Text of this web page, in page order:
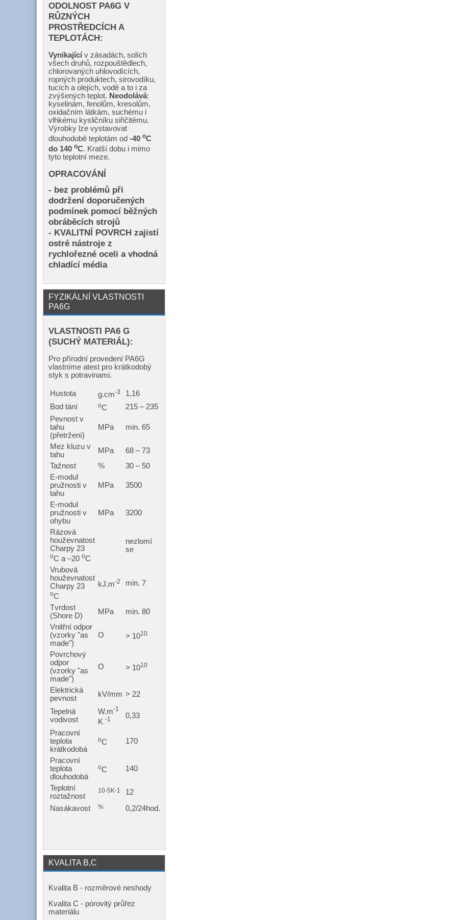
ODOLNOST PA6G V
RŮZNÝCH
PROSTŘEDCÍCH A
TEPLOTÁCH:
Vynikající v zásadách, solích
všech druhů, rozpouštědlech,
chlorovaných uhlovodících,
ropných produktech, sirovodíku,
tucích a olejích, vodě a to i za
zvýšených teplot. Neodolává:
kyselinám, fenolům, kresolům,
oxidačním látkám, suchému i
vlhkému kysličníku siřičitému.
Výrobky lze vystavovat
dlouhodobě teplotám od -40 oC
do 140 oC. Kratší dobu i mimo
tyto teplotní meze.
OPRACOVÁNÍ
- bez problémů při
dodržení doporučených
podmínek pomocí běžných
obráběcích strojů
- KVALITNÍ POVRCH zajistí
ostré nástroje z
rychlořezné oceli a vhodná
chladící média
FYZIKÁLNÍ VLASTNOSTI
PA6G
VLASTNOSTI PA6 G
(SUCHÝ MATERIÁL):
Pro přírodní provedení PA6G
vlastníme atest pro krátkodobý
styk s potravinami.
Hustota g.cm-3
1,16
Bod tání
oC
215 – 235
Pevnost v
tahu
(přetržení)
MPa min. 65
Mez kluzu v
tahu
MPa
68 – 73
Tažnost
%
30 – 50
E-modul
pružnosti v
tahu
MPa 3500
E-modul
pružnosti v
ohybu
MPa 3200
Rázová
houževnatost
Charpy 23
oC a –20 oC
nezlomí
se
Vrubová
houževnatost
Charpy 23
oC
kJ.m-2 min. 7
Tvrdost
(Shore D)
MPa
min. 80
Vnitřní odpor
(vzorky "as
made")
O > 1010
Povrchový
odpor
(vzorky "as
made")
O > 1010
Elektrická
pevnost
kV/mm > 22
Tepelná
vodivost
W.m-1
K -1 0,33
Pracovní
teplota
krátkodobá
oC 170
Pracovní
teplota
dlouhodobá
oC 140
Teplotní
roztažnost
10-5K-1
12
Nasákavost
% 0,2/24hod.
KVALITA B,C
Kvalita B - rozměrové neshody
Kvalita C - pórovitý průřez
materiálu